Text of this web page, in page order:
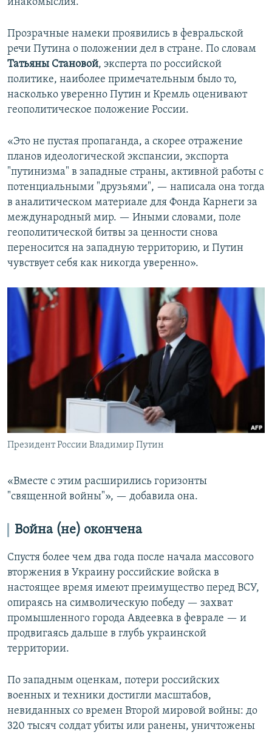
инакомыслия.
Прозрачные намеки проявились в февральской
речи Путина о положении дел в стране. По словам
Татьяны Становой, эксперта по российской
политике, наиболее примечательным было то,
насколько уверенно Путин и Кремль оценивают
геополитическое положение России.
«Это не пустая пропаганда, а скорее отражение
планов идеологической экспансии, экспорта
"путинизма" в западные страны, активной работы с
потенциальными "друзьями", — написала она тогда
в аналитическом материале для Фонда Карнеги за
международный мир. — Иными словами, поле
геополитической битвы за ценности снова
переносится на западную территорию, и Путин
чувствует себя как никогда уверенно».
Президент России Владимир Путин
«Вместе с этим расширились горизонты
"священной войны"», — добавила она.
Война (не) окончена
Спустя более чем два года после начала массового
вторжения в Украину российские войска в
настоящее время имеют преимущество перед ВСУ,
опираясь на символическую победу — захват
промышленного города Авдеевка в феврале — и
продвигаясь дальше в глубь украинской
территории.
По западным оценкам, потери российских
военных и техники достигли масштабов,
невиданных со времен Второй мировой войны: до
320 тысяч солдат убиты или ранены, уничтожены